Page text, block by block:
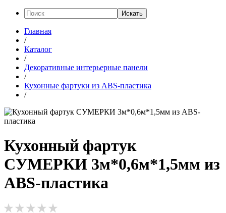
Искать
Главная
/
Каталог
/
Декоративные интерьерные панели
/
Кухонные фартуки из ABS-пластика
/
Кухонный фартук
СУМЕРКИ 3м*0,6м*1,5мм из
ABS-пластика